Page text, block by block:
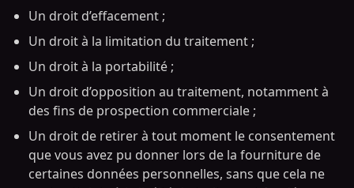
Un droit d’effacement ;
Un droit à la limitation du traitement ;
Un droit à la portabilité ;
Un droit d’opposition au traitement, notamment à
des fins de prospection commerciale ;
Un droit de retirer à tout moment le consentement
que vous avez pu donner lors de la fourniture de
certaines données personnelles, sans que cela ne